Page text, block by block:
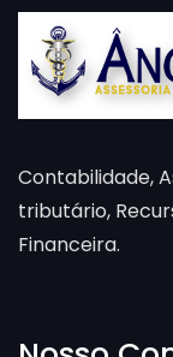
Contabilidade,
tributário,
Financeira.